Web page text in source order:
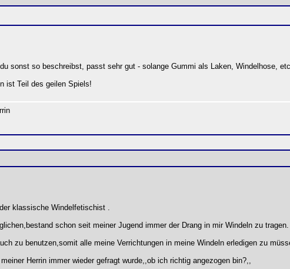
sonst so beschreibst, passt sehr gut - solange Gummi als Laken, Windelhose,
ist Teil des geilen Spiels!
klassische Windelfetischist .
schon seit meiner Jugend immer der Drang in mir Windeln zu tragen.
zu benutzen,somit alle meine Verrichtungen in meine Windeln erledigen zu
Herrin immer wieder gefragt wurde,,ob ich richtig angezogen bin?,,